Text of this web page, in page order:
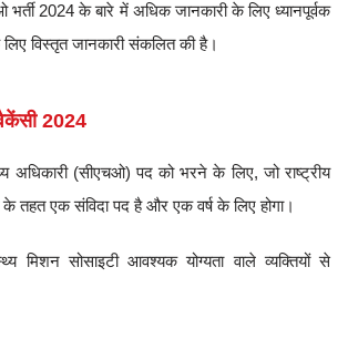
2024 के बारे में अधिक जानकारी के लिए ध्यानपूर्वक
विस्तृत जानकारी संकलित की है।
2024
अधिकारी (सीएचओ) पद को भरने के लिए, जो राष्ट्रीय
तहत एक संविदा पद है और एक वर्ष के लिए होगा।
मिशन सोसाइटी आवश्यक योग्यता वाले व्यक्तियों से